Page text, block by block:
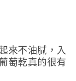
來不油膩，入
萄乾真的很有